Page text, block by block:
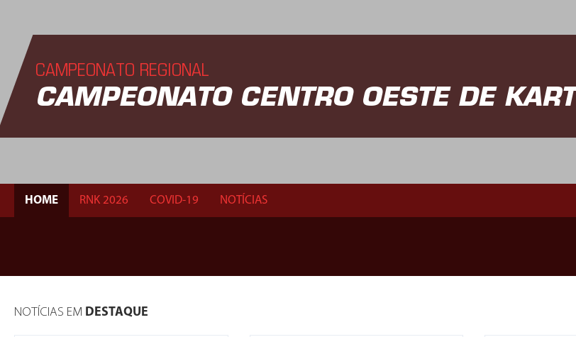
CAMPEONATO REGIONAL
CAMPEONATO CENTRO OESTE DE KART
HOME RNK 2026 COVID-19 NOTÍCIAS
NOTÍCIAS EM DESTAQUE